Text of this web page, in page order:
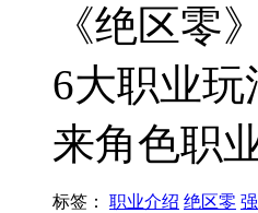
《绝区零
6大职业
来角色职
标签： 职业介绍 绝区零